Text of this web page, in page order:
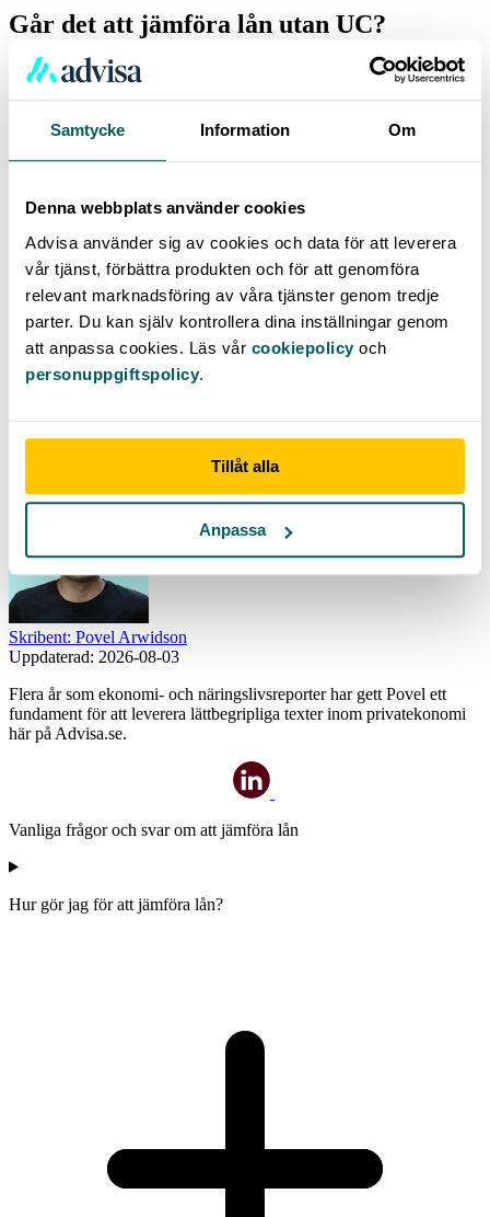
Samtycke Information Om
Denna webbplats använder cookies
Advisa använder sig av cookies och data för att leverera
vår tjänst, förbättra produkten och för att genomföra
relevant marknadsföring av våra tjänster genom tredje
parter. Du kan själv kontrollera dina inställningar genom
att anpassa cookies. Läs vår cookiepolicyoch
personuppgiftspolicy.
Tillåt alla
Anpassa
Går det att jämföra lån utan UC?
I dag finns det flera långivare på nätet som marknadsför sig med att
att kreditupplysningen tas från något annat företag än UC. Ofta är
kreditupplysning tas via UC, så att din kreditvärdighet inte påverkas
Alltid tryggt att jämföra lån med oss
Att du som kund ska känna dig trygg är väldigt viktigt för oss.
Därför använder vi ett säkerhetssystem som hanterar dina uppgifter
med omsorg. För att du som kund ska kunna känna dig extra trygg
står också Advisa under tillsyn av Finansinspektionen.
har idag jämfört lån till över 263 000 nöjda kunder, så du kan känna
Skribent: Povel Arwidson
Uppdaterad: 2026-08-03
Flera år som ekonomi- och näringslivsreporter har gett Povel ett
fundament för att leverera lättbegripliga texter inom privatekonomi
här på Advisa.se.
Vanliga frågor och svar om att jämföra lån
Hur gör jag för att jämföra lån?